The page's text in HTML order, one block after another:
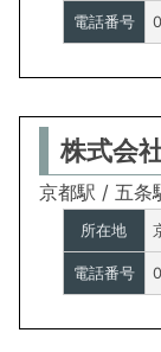
電話番号
株式会
京都駅 / 五条
所在地
電話番号